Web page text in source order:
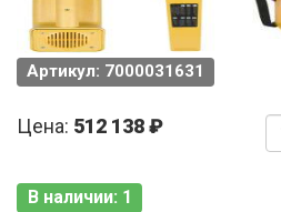
Артикул: 7000031631
Цена: 512 138 ₽
В наличии: 1